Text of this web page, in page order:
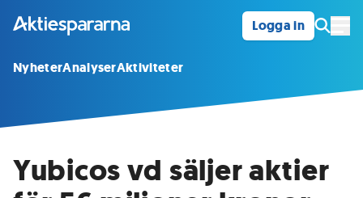
Logga in
NyheterAnalyserAktiviteter
Yubicos vd säljer aktier